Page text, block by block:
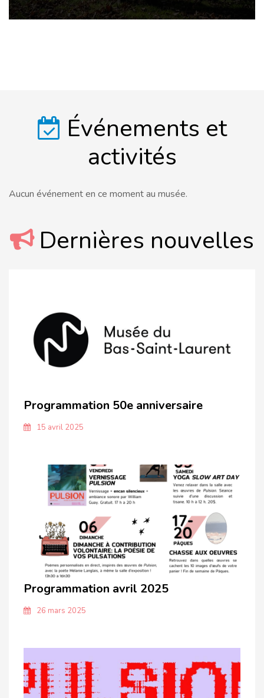
Événements et
activités
Aucun événement en ce moment au musée.
Dernières nouvelles
Programmation 50e anniversaire
15 avril 2025
Programmation avril 2025
26 mars 2025